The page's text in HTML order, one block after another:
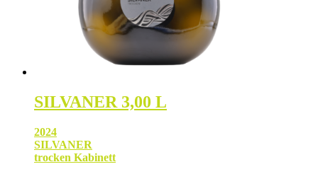
SILVANER 3,00 L
2024
SILVANER
trocken Kabinett